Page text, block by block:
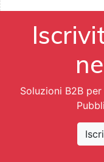
Soluzioni B2B